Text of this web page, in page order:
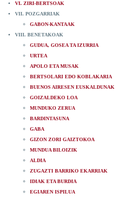
VI. ZIRI-BERTSOAK
VII. POZGARRIAK
GABON-KANTAAK
VIII. BENETAKOAK
GUDUA, GOSEA TA IZURRIA
URTEA
APOLO ETA MUSAK
BERTSOLARI EDO KOBLAKARIA
BUENOS AIRESEN EUSKALDUNAK
GOIZALDEKO LOA
MUNDUKO ZERUA
BARDINTASUNA
GABA
GIZON ZORI GAIZTOKOA
MUNDUA BILOIZIK
ALDIA
ZUGAZTI BARRIKO EKARRIAK
IDIAK ETA BURDIA
EGIAREN ISPILUA